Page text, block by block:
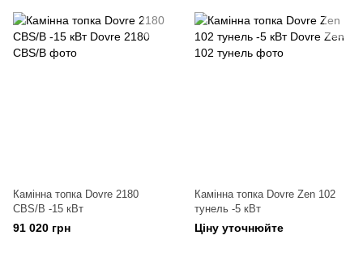
Камінна топка Dovre 2180
CBS/B -15 кВт
91 020 грн
Камінна топка Dovre Zen 102
тунель -5 кВт
Ціну уточнюйте